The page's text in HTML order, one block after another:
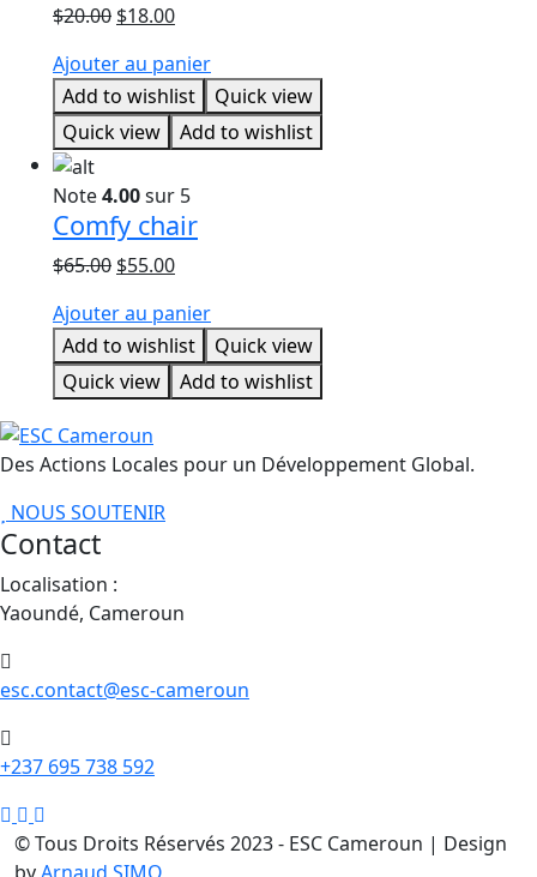
$20.00 Le
initial
était :
$20.00.
$18.00Le
actuel
est :
$18.00.
Ajouter au panier
Add to wishlist
Quick view
Quick view
Add to wishlist
Note4.00sur 5
Comfy chair
$65.00 Le
initial
était :
$65.00.
$55.00Le
actuel
est :
$55.00.
Ajouter au panier
Add to wishlist
Quick view
Quick view
Add to wishlist
Des Actions Locales pour un Développement Global.
NOUS SOUTENIR
Contact
Localisation :
Yaoundé, Cameroun
esc.contact@esc-cameroun
+237 695 738 592
© Tous Droits Réservés 2023 - ESC Cameroun | Design